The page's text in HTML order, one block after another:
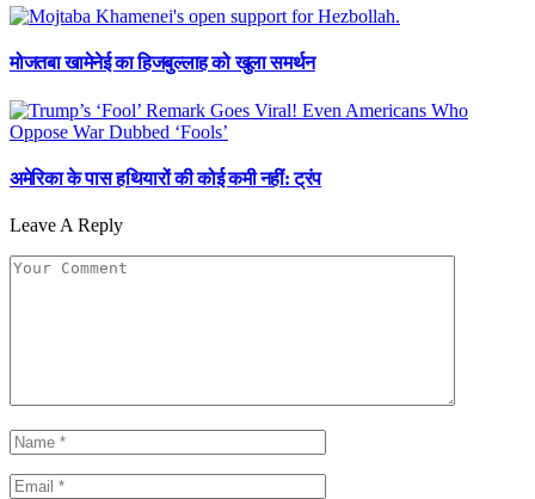
मोजतबा खामेनेई का हिजबुल्लाह को खुला समर्थन
अमेरिका के पास हथियारों की कोई कमी नहीं: ट्रंप
Leave A Reply